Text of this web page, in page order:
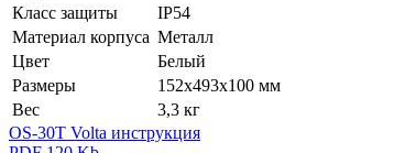
Класс защиты
IP54
Материал корпуса Металл
Цвет
Белый
Размеры
152х493х100 мм
Вес
3,3 кг
OS-30T Volta инструкция